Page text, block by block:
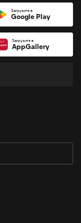
Загрузите в
Google Play
Загрузите в
AppGallery